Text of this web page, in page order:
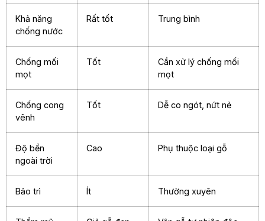
Khả năng
chống nước
Rất tốt Trung bình
Chống mối
mọt
Tốt
Cần xử lý chống mối
mọt
Chống cong
vênh
Tốt Dễ co ngót, nứt nẻ
Độ bền
ngoài trời
Cao Phụ thuộc loại gỗ
Bảo trì Ít Thường xuyên